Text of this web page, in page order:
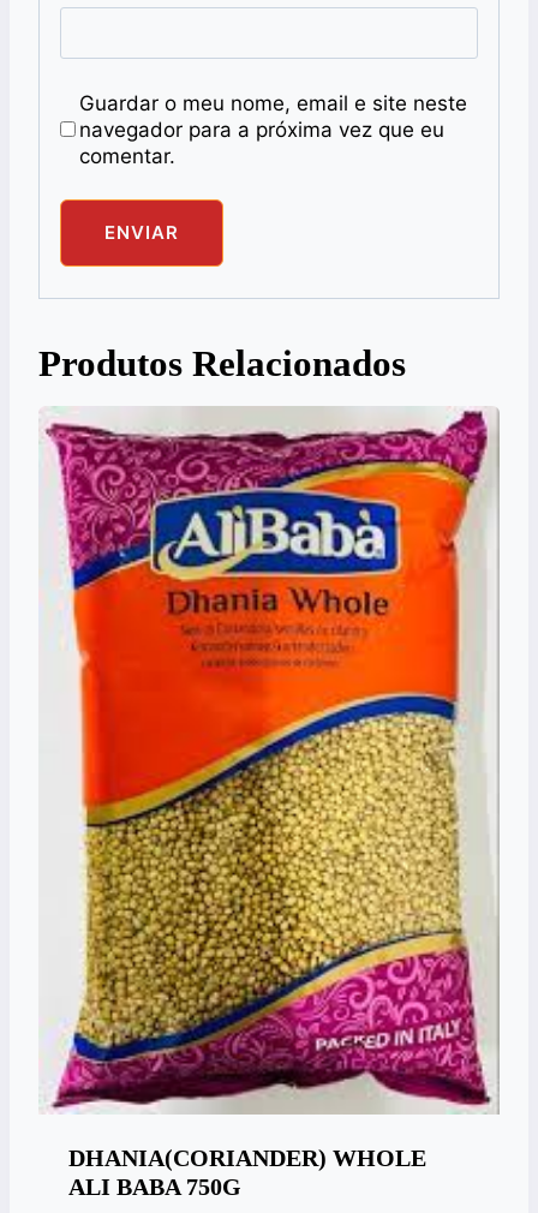
Guardar o meu nome, email e site neste
navegador para a próxima vez que eu
comentar.
Produtos Relacionados
DHANIA(CORIANDER) WHOLE
ALI BABA 750G